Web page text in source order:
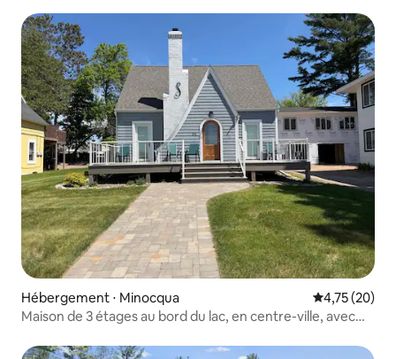
Hébergement ⋅ Minocqua Évaluation
4,75 (20)
Maison de 3 étages au bord du lac, en centre-ville, avec